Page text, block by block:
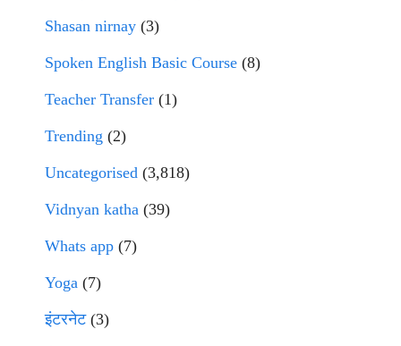
Shasan nirnay (3)
Spoken English Basic Course (8)
Teacher Transfer (1)
Trending (2)
Uncategorised (3,818)
Vidnyan katha (39)
Whats app (7)
Yoga (7)
इंटरनेट(3)